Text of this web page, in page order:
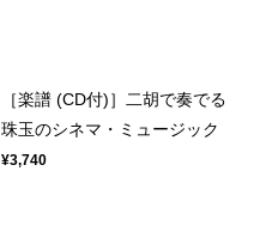
［楽譜 (CD付)］二胡で奏でる
珠玉のシネマ・ミュージック
¥3,740